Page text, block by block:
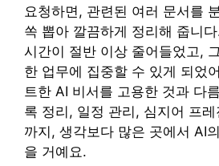
요청하면, 관련된 여러 문서를
쏙 뽑아 깔끔하게 정리해 줍니
시간이 절반 이상 줄어들었고,
한 업무에 집중할 수 있게 되었
트한 AI 비서를 고용한 것과 다
록 정리, 일정 관리, 심지어 프
까지, 생각보다 많은 곳에서 AI
을 거예요.